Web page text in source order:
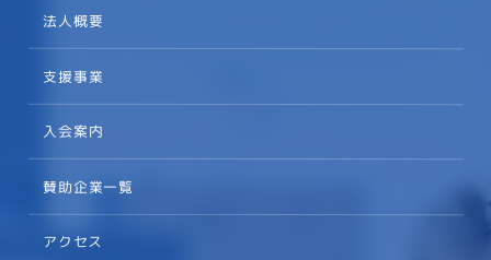
法人概要
支援事業
入会案内
賛助企業一覧
アクセス